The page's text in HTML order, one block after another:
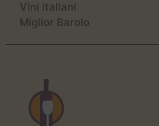
Vini italiani
Miglior Barolo